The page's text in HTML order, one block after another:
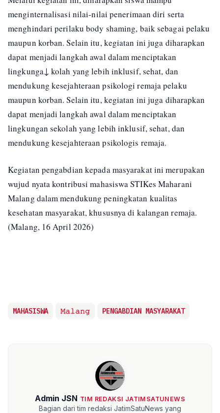
menginternalisasi nilai-nilai penerimaan diri serta
menghindari perilaku body shaming, baik sebagai pelaku
maupun korban. Selain itu, kegiatan ini juga diharapkan
dapat menjadi langkah awal dalam menciptakan
lingkunga↓ kolah yang lebih inklusif, sehat, dan
mendukung kesejahteraan psikologi remaja pelaku
maupun korban. Selain itu, kegiatan ini juga diharapkan
dapat menjadi langkah awal dalam menciptakan
lingkungan sekolah yang lebih inklusif, sehat, dan
mendukung kesejahteraan psikologis remaja.
Kegiatan pengabdian kepada masyarakat ini merupakan
wujud nyata kontribusi mahasiswa STIKes Maharani
Malang dalam mendukung peningkatan kualitas
kesehatan masyarakat, khususnya di kalangan remaja.
(Malang, 16 April 2026)
MAHASISWA 𝙼𝚊𝚕𝚊𝚗𝚐 PENGABDIAN MASYARAKAT
Admin JSN TIM REDAKSI JATIMSATUNEWS
Bagian dari tim redaksi JatimSatuNews yang